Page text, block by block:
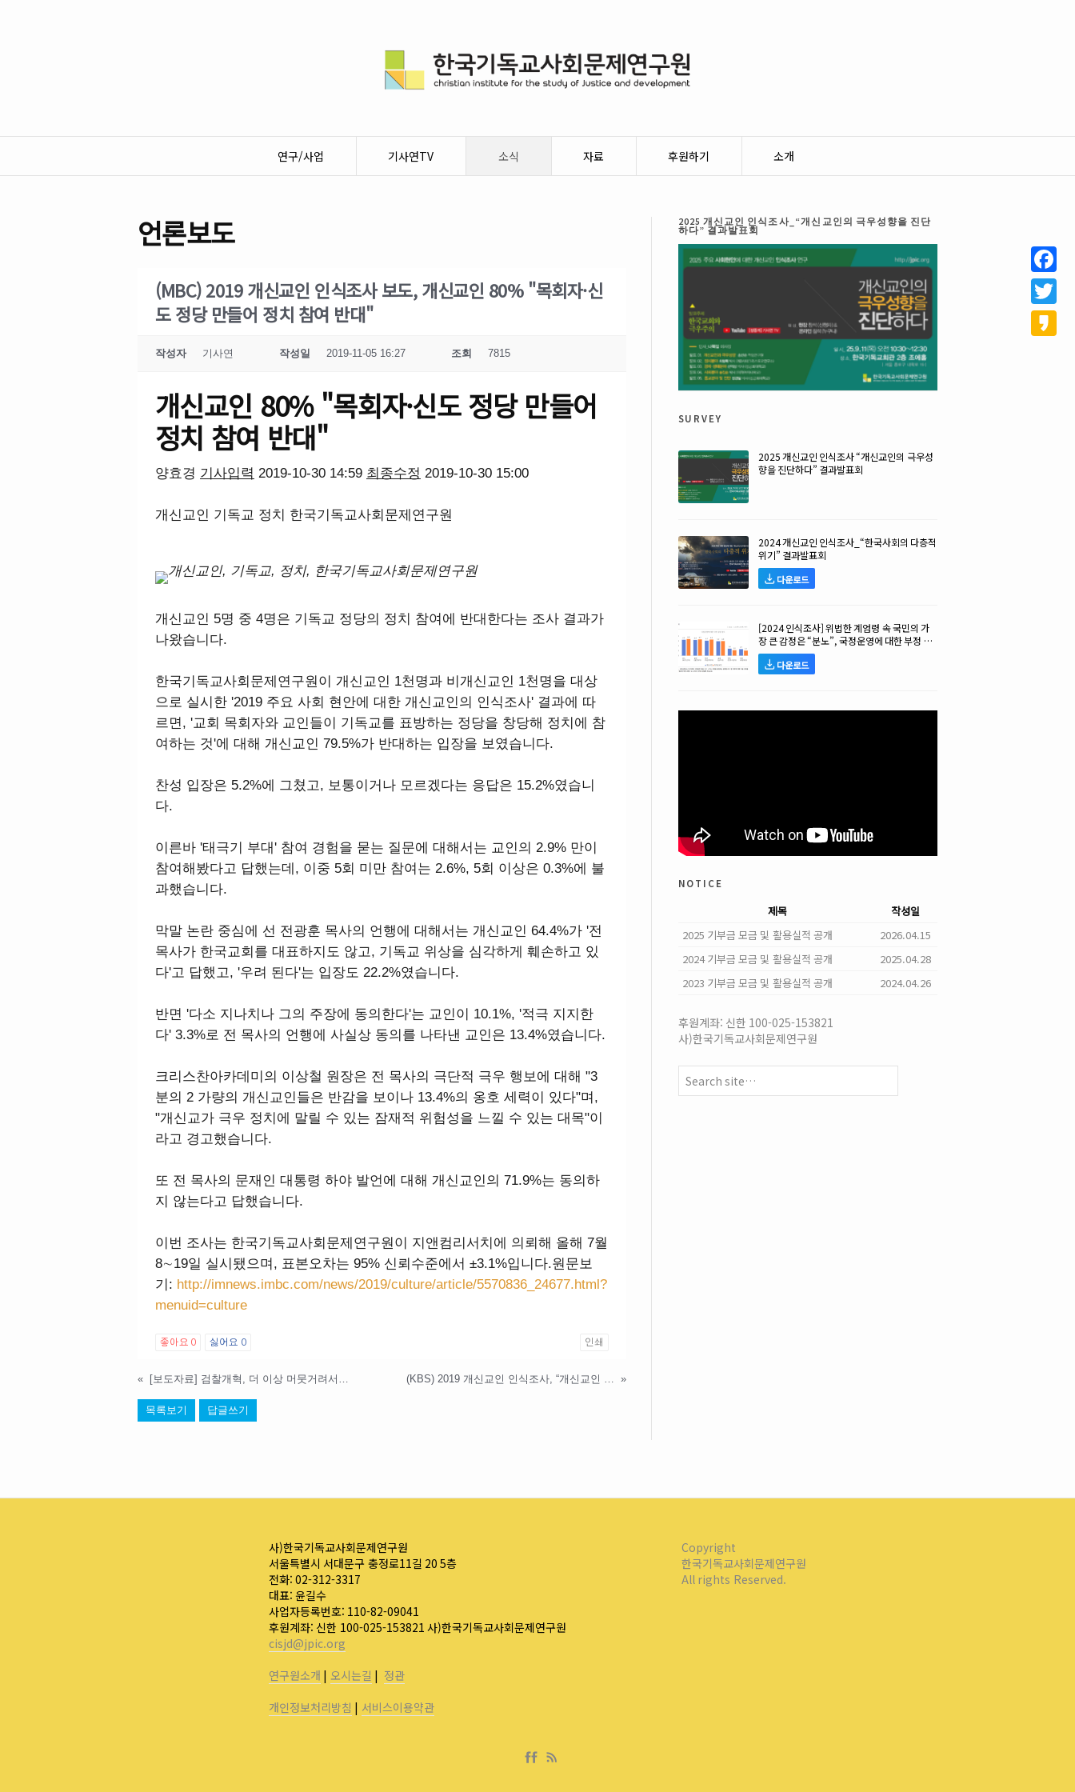
연구/사업 기사연TV 소식 자료 후원하기 소개
언론보도
(MBC) 2019 개신교인 인식조사 보도, 개신교인 80% "목회자·신
도 정당 만들어 정치 참여 반대"
작성자 기사연 작성일 2019-11-05 16:27 조회 7815
개신교인 80% "목회자·신도 정당 만들어
정치 참여 반대"
양효경 기사입력 2019-10-30 14:59 최종수정 2019-10-30 15:00
개신교인 기독교 정치 한국기독교사회문제연구원
개신교인 5명 중 4명은 기독교 정당의 정치 참여에 반대한다는 조사 결과가
나왔습니다.
한국기독교사회문제연구원이 개신교인 1천명과 비개신교인 1천명을 대상
으로 실시한 '2019 주요 사회 현안에 대한 개신교인의 인식조사' 결과에 따
르면, '교회 목회자와 교인들이 기독교를 표방하는 정당을 창당해 정치에 참
여하는 것'에 대해 개신교인 79.5%가 반대하는 입장을 보였습니다.
찬성 입장은 5.2%에 그쳤고, 보통이거나 모르겠다는 응답은 15.2%였습니
다.
이른바 '태극기 부대' 참여 경험을 묻는 질문에 대해서는 교인의 2.9% 만이
참여해봤다고 답했는데, 이중 5회 미만 참여는 2.6%, 5회 이상은 0.3%에 불
과했습니다.
막말 논란 중심에 선 전광훈 목사의 언행에 대해서는 개신교인 64.4%가 '전
목사가 한국교회를 대표하지도 않고, 기독교 위상을 심각하게 훼손하고 있
다'고 답했고, '우려 된다'는 입장도 22.2%였습니다.
반면 '다소 지나치나 그의 주장에 동의한다'는 교인이 10.1%, '적극 지지한
다' 3.3%로 전 목사의 언행에 사실상 동의를 나타낸 교인은 13.4%였습니다.
크리스찬아카데미의 이상철 원장은 전 목사의 극단적 극우 행보에 대해 "3
분의 2 가량의 개신교인들은 반감을 보이나 13.4%의 옹호 세력이 있다"며,
"개신교가 극우 정치에 말릴 수 있는 잠재적 위험성을 느낄 수 있는 대목"이
라고 경고했습니다.
또 전 목사의 문재인 대통령 하야 발언에 대해 개신교인의 71.9%는 동의하
지 않는다고 답했습니다.
이번 조사는 한국기독교사회문제연구원이 지앤컴리서치에 의뢰해 올해 7월
8∼19일 실시됐으며, 표본오차는 95% 신뢰수준에서 ±3.1%입니다.원문보
기: http://imnews.imbc.com/news/2019/culture/article/5570836_24677.html?
menuid=culture
좋아요 0 싫어요 0 인쇄
« »
목록보기 답글쓰기
2025 개신교인 인식조사_“개신교인의 극우성향을 진단
하다” 결과발표회
survey
2025 개신교인 인식조사 “개신교인의 극우성
향을 진단하다” 결과발표회
2024 개신교인 인식조사_“한국사회의 다층적
위기” 결과발표회
다운로드
[2024 인식조사] 위법한 계엄령 속 국민의 가
장 큰 감정은 “분노”, 국정운영에 대한 부정 평
가 높아!
다운로드
notice
제목
작성일
2025 기부금 모금 및 활용실적 공개
2026.04.15
2024 기부금 모금 및 활용실적 공개
2025.04.28
2023 기부금 모금 및 활용실적 공개
2024.04.26
후원계좌: 신한 100-025-153821
사)한국기독교사회문제연구원
사)한국기독교사회문제연구원
서울특별시 서대문구 충정로11길 20 5층
전화: 02-312-3317
대표: 윤길수
사업자등록번호: 110-82-09041
후원계좌: 신한 100-025-153821 사)한국기독교사회문제연구원
cisjd@jpic.org
연구원소개 | 오시는길 | 정관
개인정보처리방침 | 서비스이용약관
Copyright
한국기독교사회문제연구원
All rights Reserved.
Twitter